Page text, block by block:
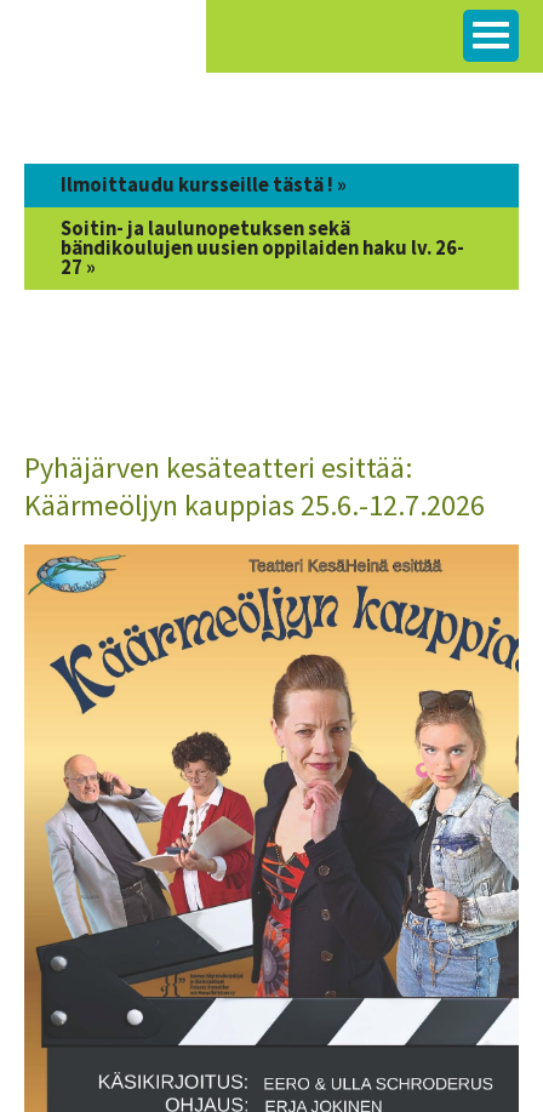
Ilmoittaudu kursseille tästä ! »
Soitin- ja laulunopetuksen sekä
bändikoulujen uusien oppilaiden haku lv. 26-
27 »
Pyhäjärven kesäteatteri esittää:
Käärmeöljyn kauppias 25.6.-12.7.2026